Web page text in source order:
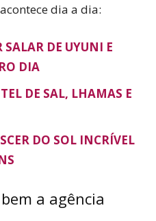
dia a dia:
SALAR DE UYUNI E
DIA
DE SAL, LHAMAS E
DO SOL INCRÍVEL
a agência